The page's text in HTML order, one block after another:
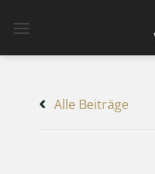
Inhalt
Alle Beiträge